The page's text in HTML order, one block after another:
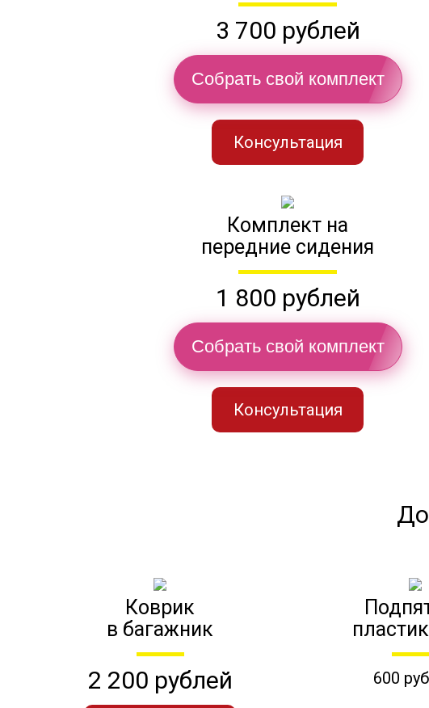
3 700 рублей
Собрать свой комплект
Консультация
Комплект на
передние сидения
1 800 рублей
Собрать свой комплект
Консультация
Коврик
в багажник
2 200 рублей 600